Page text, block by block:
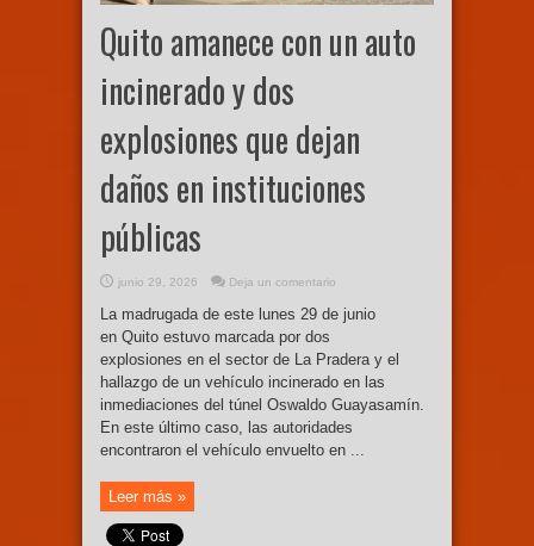
Quito amanece con un auto
incinerado y dos
explosiones que dejan
daños en instituciones
públicas
junio 29, 2026 Deja un comentario
La madrugada de este lunes 29 de junio
en Quito estuvo marcada por dos
explosiones en el sector de La Pradera y el
hallazgo de un vehículo incinerado en las
inmediaciones del túnel Oswaldo Guayasamín.
En este último caso, las autoridades
encontraron el vehículo envuelto en ...
Leer más »